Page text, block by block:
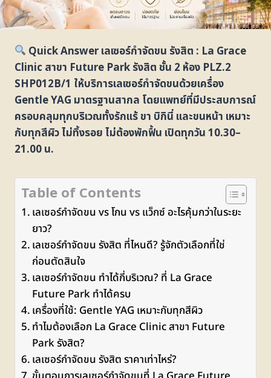
Quick Answer เลเซอร์กำจัดขน รังสิต : La Grace
Clinic สาขา Future Park รังสิต ชั้น 2 ห้อง PLZ.2
SHP012B/1 ให้บริการเลเซอร์กำจัดขนด้วยเครื่อง
Gentle YAG มาตรฐานสากล โดยแพทย์ที่มีประสบการณ์
ครอบคลุมทุกบริเวณทั้งรักแร้ ขา บิกินี่ และขนหน้า เหมาะ
กับทุกสีผิว ไม่ทิ้งรอย ไม่ต้องพักฟื้น เปิดทุกวัน 10.30–
21.00 น.
Table of Contents
เลเซอร์กำจัดขน vs โกน vs แว็กซ์ อะไรคุ้มกว่าในระยะ
ยาว?
เลเซอร์กำจัดขน รังสิต ที่ไหนดี? รู้จักตัวเลือกที่ใช่
ก่อนตัดสินใจ
เลเซอร์กำจัดขน ทำได้กี่บริเวณ? ที่ La Grace
Future Park ทำได้ครบ
เครื่องที่ใช้: Gentle YAG เหมาะกับทุกสีผิว
ทำไมต้องเลือก La Grace Clinic สาขา Future
Park รังสิต?
เลเซอร์กำจัดขน รังสิต ราคาเท่าไหร่?